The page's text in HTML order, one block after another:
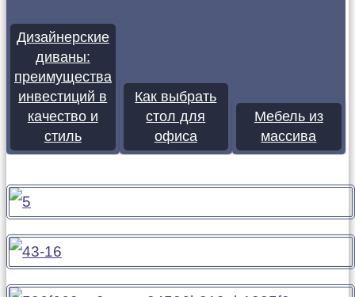
Дизайнерские
диваны:
преимущества
инвестиций в
качество и
стиль
Как выбрать
стол для
офиса
Мебель из
массива